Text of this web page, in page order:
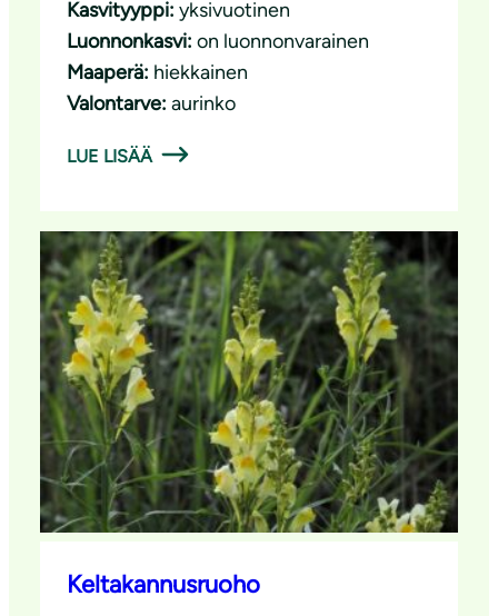
Kasvityyppi: yksivuotinen
Luonnonkasvi: on luonnonvarainen
Maaperä: hiekkainen
Valontarve: aurinko
LUE LISÄÄ
Keltakannusruoho